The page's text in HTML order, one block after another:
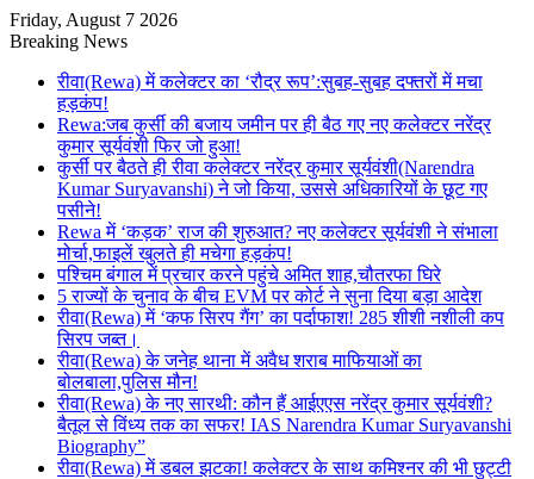
Friday, August 7 2026
Breaking News
रीवा(Rewa) में कलेक्टर का ‘रौद्र रूप’:सुबह-सुबह दफ्तरों में मचा
हड़कंप!
Rewa:जब कुर्सी की बजाय जमीन पर ही बैठ गए नए कलेक्टर नरेंद्र
कुमार सूर्यवंशी फिर जो हुआ!
कुर्सी पर बैठते ही रीवा कलेक्टर नरेंद्र कुमार सूर्यवंशी(Narendra
Kumar Suryavanshi) ने जो किया, उससे अधिकारियों के छूट गए
पसीने!
Rewa में ‘कड़क’ राज की शुरुआत? नए कलेक्टर सूर्यवंशी ने संभाला
मोर्चा,फाइलें खुलते ही मचेगा हड़कंप!
पश्चिम बंगाल में प्रचार करने पहुंचे अमित शाह,चौतरफा घिरे
5 राज्यों के चुनाव के बीच EVM पर कोर्ट ने सुना दिया बड़ा आदेश
रीवा(Rewa) में ‘कफ सिरप गैंग’ का पर्दाफाश! 285 शीशी नशीली कप
सिरप जब्त।
रीवा(Rewa) के जनेह थाना में अवैध शराब माफियाओं का
बोलबाला,पुलिस मौन!
रीवा(Rewa) के नए सारथी: कौन हैं आईएएस नरेंद्र कुमार सूर्यवंशी?
बैतूल से विंध्य तक का सफर! IAS Narendra Kumar Suryavanshi
Biography”
रीवा(Rewa) में डबल झटका! कलेक्टर के साथ कमिश्नर की भी छुट्टी